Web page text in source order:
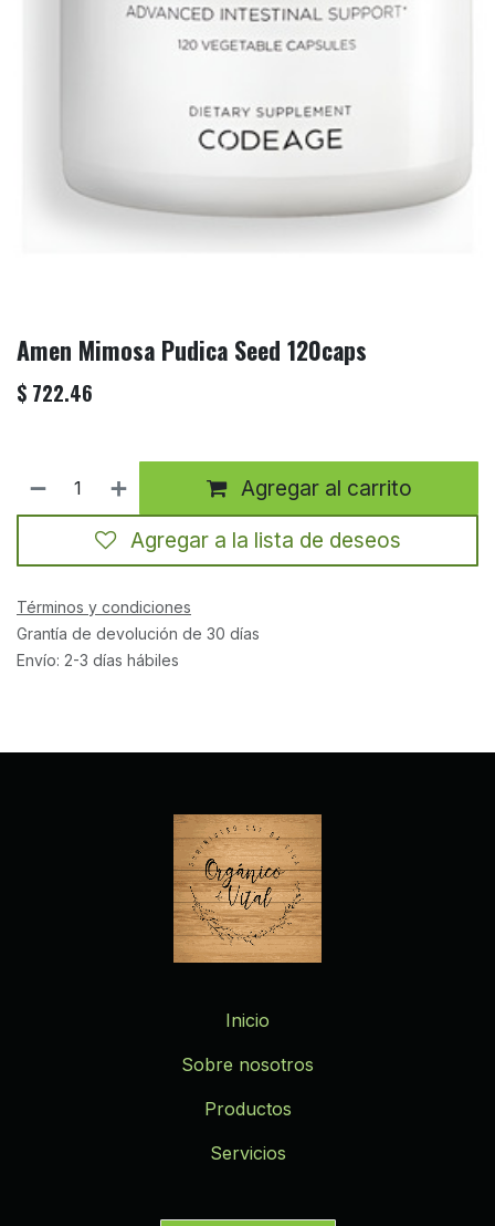
Amen Mimosa Pudica Seed 120caps
$ 722.46
Agregar al carrito
Agregar a la lista de deseos
Términos y condiciones
Grantía de devolución de 30 días
Envío: 2-3 días hábiles
Inicio
Sobre nosotros
Productos
Servicios